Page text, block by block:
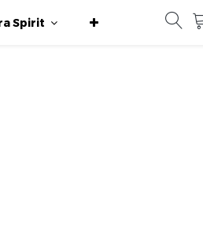
Spirit